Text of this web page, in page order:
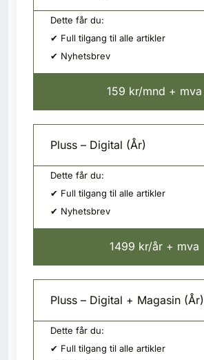
Dette får du:
✔ Full tilgang til alle artikler
✔ Nyhetsbrev
159 kr/mnd + mva
Pluss – Digital (År)
Dette får du:
✔ Full tilgang til alle artikler
✔ Nyhetsbrev
1499 kr/år + mva
Pluss – Digital + Magasin (År)
Dette får du:
✔ Full tilgang til alle artikler